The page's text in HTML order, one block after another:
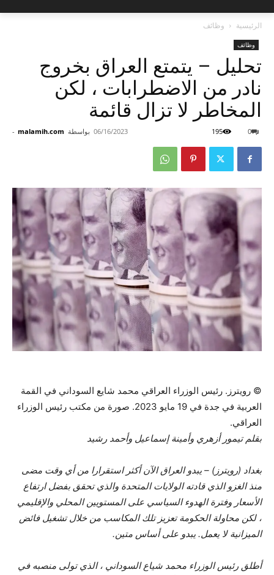
الرئيسية وظائف
وظائف
تحليل – يتمتع العراق بخروج
نادر من الاضطرابات ، لكن
المخاطر لا تزال قائمة
بواسطة malamih.com
- 06/16/2023 0
195
© رويترز. رئيس الوزراء العراقي محمد شايع السوداني في القمة
العربية في جدة في 19 مايو 2023. صورة من مكتب رئيس الوزراء
العراقي.
بقلم تيمور أزهري وأمينة إسماعيل وأحمد رشيد
بغداد (رويترز) – يبدو العراق الآن أكثر استقرارا من أي وقت مضى
منذ الغزو الذي قادته الولايات المتحدة والذي تحقق بفضل ارتفاع
الأسعار وفترة الهدوء السياسي على المستويين المحلي والإقليمي
، لكن محاولة الحكومة تعزيز تلك المكاسب من خلال تشغيل فائض
الميزانية لا يعمل. يبدو على أساس متين.
أطلق رئيس الوزراء محمد شياع السوداني ، الذي تولى منصبه في